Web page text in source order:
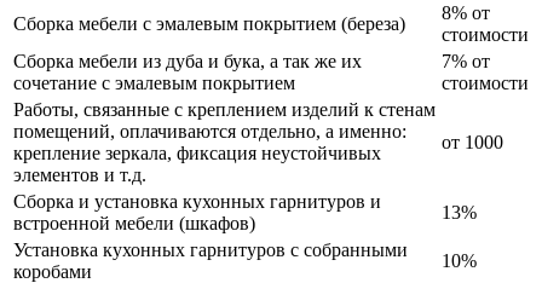
Сборка мебели с эмалевым покрытием (береза)
8% от
стоимости
Сборка мебели из дуба и бука, а так же их
сочетание с эмалевым покрытием
7% от
стоимости
Работы, связанные с креплением изделий к стенам
помещений, оплачиваются отдельно, а именно:
крепление зеркала, фиксация неустойчивых
элементов и т.д.
от 1000
Сборка и установка кухонных гарнитуров и
встроенной мебели (шкафов)
13%
Установка кухонных гарнитуров с собранными
коробами
10%